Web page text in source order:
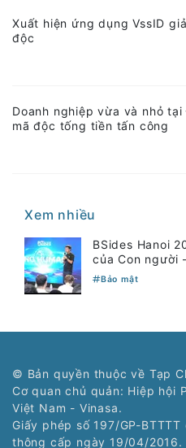
Xuất hiện ứng dụng VssID
độc
Doanh nghiệp vừa và nhỏ
mã độc tống tiền tấn công
Xem nhiều
BSides Hanoi
của Con người
Bảo mật
© Bản quyền thuộc về Tạp
Cơ quan chủ quản: Hiệp hội
Việt Nam - Vinasa.
Giấy phép số 197/GP-
thông cấp ngày 19/04/2016.